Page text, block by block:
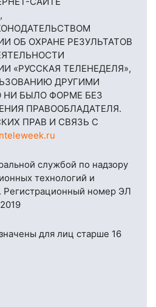
,
ОБ ОХРАНЕ РЕЗУЛЬТАТОВ
«РУССКАЯ ТЕЛЕНЕДЕЛЯ»,
ДРУГИМИ
БЫЛО ФОРМЕ БЕЗ
ПРАВООБЛАДАТЕЛЯ.
ПРАВ И СВЯЗЬ С
службой по надзору
технологий и
Регистрационный номер ЭЛ
для лиц старше 16